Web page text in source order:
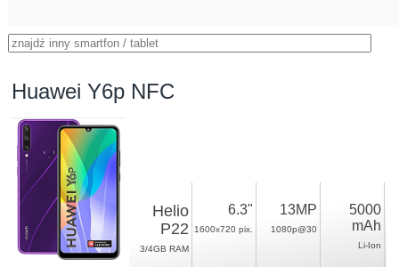
Huawei Y6p NFC
Helio
P22
3/4GB RAM
6.3"
1600x720 pix.
13MP
1080p@30
5000
mAh
Li-Ion